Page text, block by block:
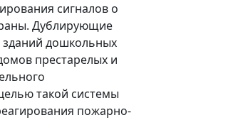
сигналов о
Дублирующие
зданий дошкольных
престарелых и
такой системы
пожарно-